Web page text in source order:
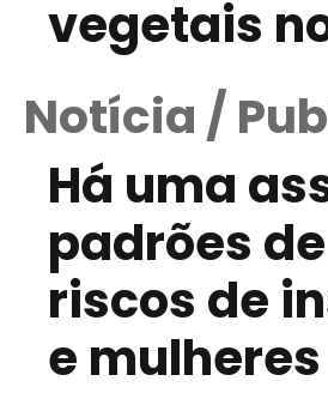
vegetais
Notícia /
Há uma
padrões
riscos de
e mulheres